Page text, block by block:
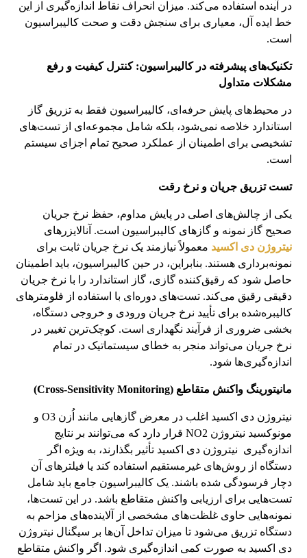
در آینده استفاده می‌کند. میزان انحراف نقاط اندازه‌گیری از این
خط ایده آل، معیاری برای سنجش دقت و صحت کالیبراسیون
است.
تکنیک‌های پیشرفته در کالیبراسیون: کنترل کیفیت و رفع
مشکلات متداول
در محیط‌های پایش حرفه‌ای، کالیبراسیون فقط به تزریق گاز
استاندارد خلاصه نمی‌شود، بلکه شامل مجموعه‌ای از تست‌های
تشخیصی برای اطمینان از عملکرد صحیح تمام اجزای سیستم
است.
تست تزریق جریان و نرخ رقت
یکی از چالش‌های اصلی در پایش مداوم، حفظ نرخ جریان
صحیح گاز نمونه و گازهای کالیبراسیون است. آنالایزرهای
نیتروژن دی اکسید معمولاً نیازمند یک نرخ جریان ثابت برای
نمونه‌برداری هستند. بنابراین، در حین کالیبراسیون، باید اطمینان
حاصل شود که رقیق‌کننده گازی، گاز استاندارد را با نرخ جریان
دقیقی رقیق می‌کند. تست‌های دوره‌ای با استفاده از فلومترهای
کالیبره‌شده برای تأیید نرخ جریان ورودی و خروجی دستگاه،
بخشی ضروری از فرآیند نگهداری است. کوچک‌ترین تغییر در
نرخ جریان می‌تواند منجر به خطای سیستماتیک در تمام
اندازه‌گیری‌ها شود.
مانیتورینگ واکنش متقاطع (Cross-Sensitivity Monitoring)
نیتروژن دی اکسید اغلب در معرض گازهایی مانند اُزن O3 و
مونوکسید نیتروژن NO2 قرار دارد که می‌توانند بر نتایج
اندازه‌گیری نیتروژن دی اکسید تأثیر بگذارند، به ویژه اگر
دستگاه از روش‌های غیرمستقیم استفاده کند یا فیلترهای آن
دچار فرسودگی شده باشند. یک کالیبراسیون جامع باید شامل
تست‌هایی برای ارزیابی واکنش متقاطع باشد. در این تست‌ها،
نمونه‌هایی حاوی غلظت‌های مشخصی از آلاینده‌های مزاحم به
دستگاه تزریق می‌شود تا میزان تداخل آن‌ها بر سیگنال نیتروژن
دی اکسید به صورت کمی اندازه‌گیری شود. اگر واکنش متقاطع